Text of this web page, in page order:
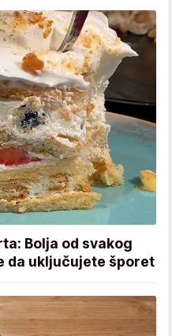
Bolja od svakog
da uključujete šporet